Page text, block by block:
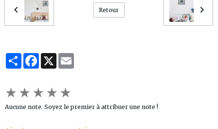
Retour
PartagerFacebook
X
★★★★★
Aucune note. Soyez le premier à attribuer une note !